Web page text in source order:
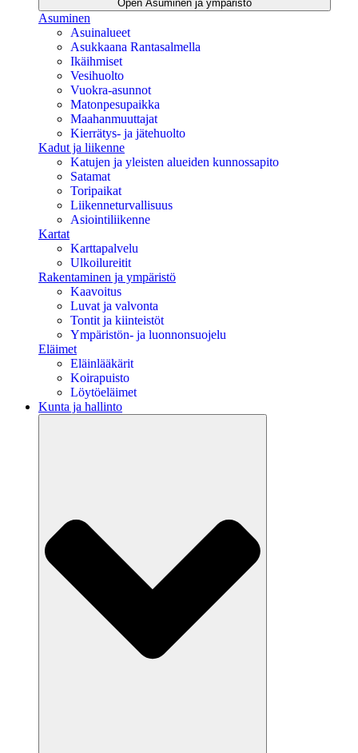
Open Asuminen ja ympäristö
Asuminen
Asuinalueet
Asukkaana Rantasalmella
Ikäihmiset
Vesihuolto
Vuokra-asunnot
Matonpesupaikka
Maahanmuuttajat
Kierrätys- ja jätehuolto
Kadut ja liikenne
Katujen ja yleisten alueiden kunnossapito
Satamat
Toripaikat
Liikenneturvallisuus
Asiointiliikenne
Kartat
Karttapalvelu
Ulkoilureitit
Rakentaminen ja ympäristö
Kaavoitus
Luvat ja valvonta
Tontit ja kiinteistöt
Ympäristön- ja luonnonsuojelu
Eläimet
Eläinlääkärit
Koirapuisto
Löytöeläimet
Kunta ja hallinto